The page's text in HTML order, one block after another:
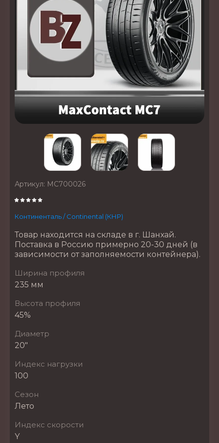
Артикул: MC700026
Континенталь / Continental (КНР)
Товар находится на складе в г. Шанхай.
Поставка в Россию примерно 20-30 дней (в
зависимости от заполняемости контейнера).
Ширина профиля
235 мм
Высота профиля
45%
Диаметр
20"
Индекс нагрузки
100
Сезон
Лето
Индекс скорости
Y